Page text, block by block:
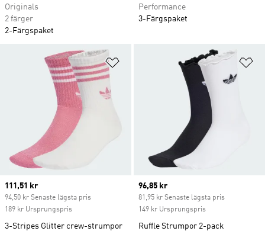
Originals
2 färger
2-Färgspaket
Performance
3-Färgspaket
Lägg till på önskelistan
Current price
111,51 kr
94,50 kr Senaste lägsta pris
189 kr Ursprungspris
3-Stripes Glitter crew-strumpor
Current price
96,85 kr
81,95 kr Senaste lägsta pris
149 kr Ursprungspris
Ruffle Strumpor 2-pack